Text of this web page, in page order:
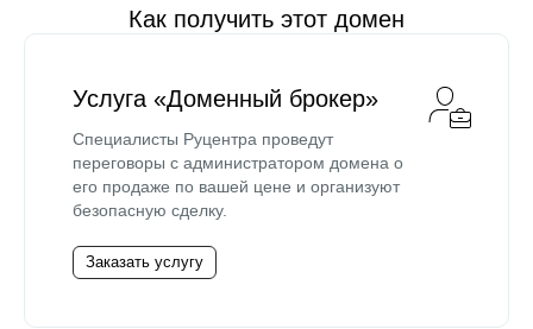
Как получить этот домен
Услуга «Доменный брокер»
Специалисты Руцентра проведут
переговоры с администратором домена о
его продаже по вашей цене и организуют
безопасную сделку.
Заказать услугу